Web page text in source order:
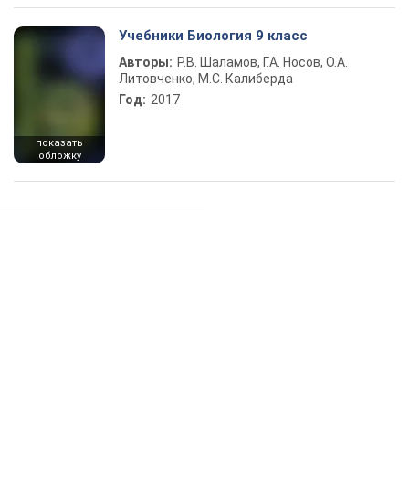
показать
обложку
Учебники Биология 9 класс
Авторы: Р.В. Шаламов, Г.А. Носов, О.А.
Литовченко, М.С. Калиберда
Год: 2017